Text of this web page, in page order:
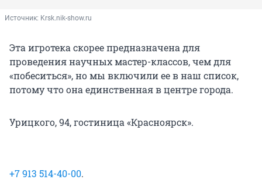
Источник: Krsk.nik-show.ru
Эта игротека скорее предназначена для
проведения научных мастер-классов, чем для
«побеситься», но мы включили ее в наш список,
потому что она единственная в центре города.
Урицкого, 94, гостиница «Красноярск».
+7 913 514-40-00.